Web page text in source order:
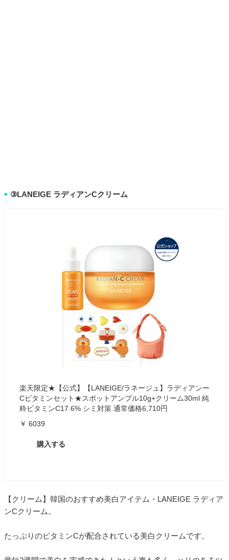
■ ③LANEIGE ラディアンCクリーム
楽天限定★【公式】【LANEIGE/ラネージュ】ラディアンー
Cビタミンセット★スポットアンプル10g+クリーム30ml 純
粋ビタミンC17.6% シミ対策 通常価格6,710円
￥ 6039
購入する
【クリーム】韓国のおすすめ美白アイテム・LANEIGE ラディア
ンCクリーム。
たっぷりのビタミンCが配合されている美白クリームです。